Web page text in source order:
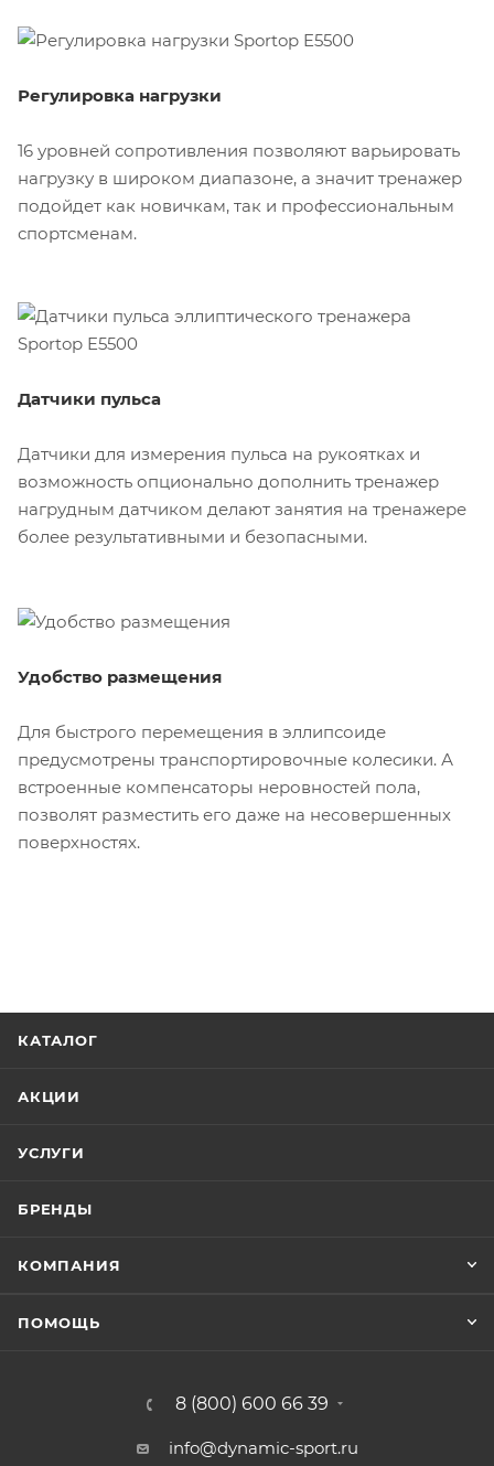
Регулировка нагрузки
16 уровней сопротивления позволяют варьировать
нагрузку в широком диапазоне, а значит тренажер
подойдет как новичкам, так и профессиональным
спортсменам.
Датчики пульса
Датчики для измерения пульса на рукоятках и
возможность опционально дополнить тренажер
нагрудным датчиком делают занятия на тренажере
более результативными и безопасными.
Удобство размещения
Для быстрого перемещения в эллипсоиде
предусмотрены транспортировочные колесики. А
встроенные компенсаторы неровностей пола,
позволят разместить его даже на несовершенных
поверхностях.
КАТАЛОГ
АКЦИИ
УСЛУГИ
БРЕНДЫ
КОМПАНИЯ
ПОМОЩЬ
8 (800) 600 66 39
info@dynamic-sport.ru